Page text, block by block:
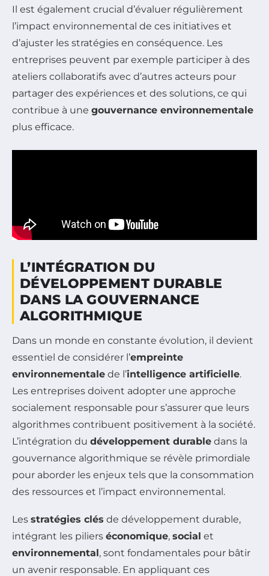
Il est également crucial d’évaluer régulièrement
l’impact environnemental de ces initiatives et
d’ajuster les stratégies en conséquence. Les
entreprises peuvent par exemple participer à des
ateliers collaboratifs avec d’autres acteurs pour
partager des expériences et des solutions, ce qui
contribue à une gouvernance environnementale
plus efficace.
L’INTÉGRATION DU
DÉVELOPPEMENT DURABLE
DANS LA GOUVERNANCE
ALGORITHMIQUE
Dans un monde en constante évolution, il devient
essentiel de considérer l’empreinte
environnementale de l’intelligence artificielle.
Les entreprises doivent adopter une approche
socialement responsable pour s’assurer que leurs
algorithmes contribuent positivement à la société.
L’intégration du développement durable dans la
gouvernance algorithmique se révèle primordiale
pour aborder les enjeux tels que la consommation
des ressources et l’impact environnemental.
Les stratégies clés de développement durable,
intégrant les piliers économique, social et
environnemental, sont fondamentales pour bâtir
un avenir responsable. En appliquant ces